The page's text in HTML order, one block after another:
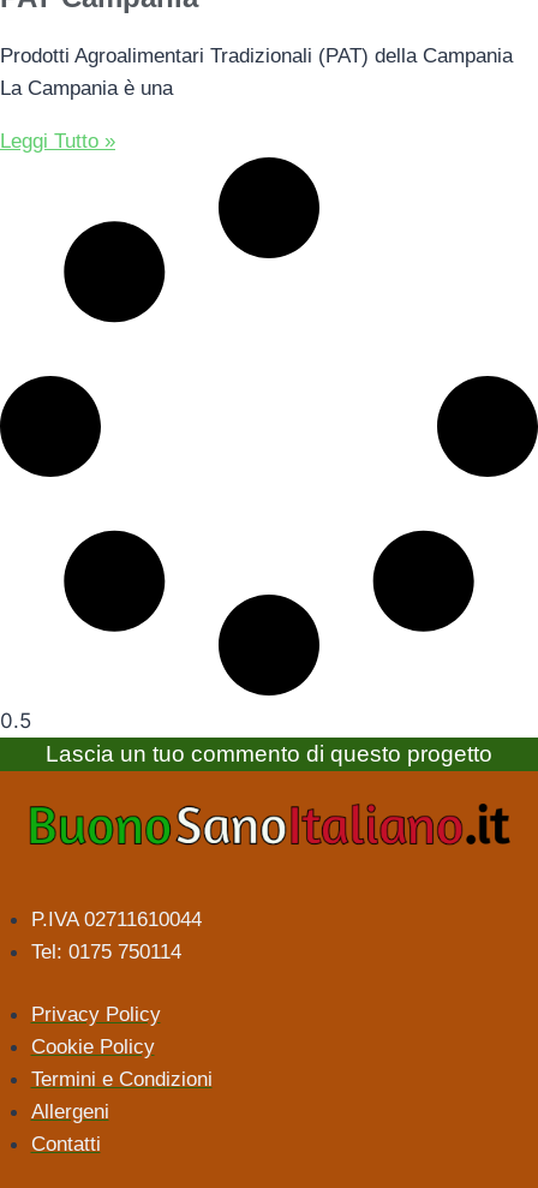
Prodotti Agroalimentari Tradizionali (PAT) della Campania
La Campania è una
Leggi Tutto »
Lascia un tuo commento di questo progetto
P.IVA 02711610044
Tel: 0175 750114
Privacy Policy
Cookie Policy
Termini e Condizioni
Allergeni
Contatti